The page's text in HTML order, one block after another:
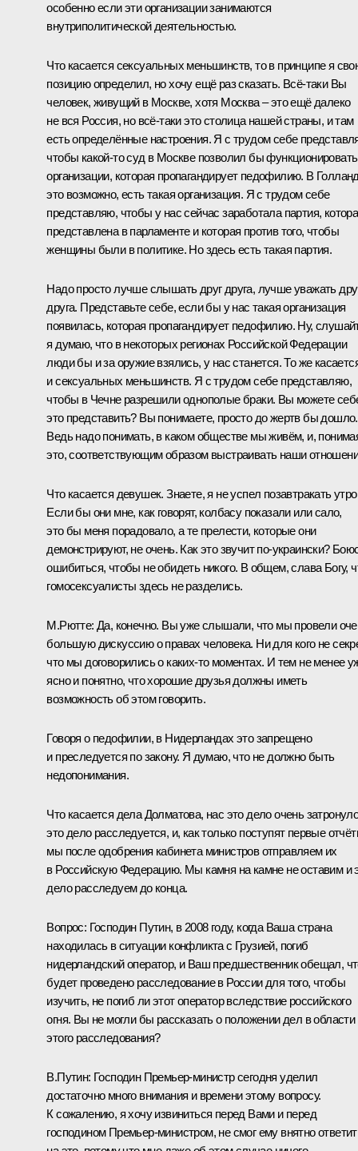
особенно если эти организации занимаются
внутриполитической деятельностью.
Что касается сексуальных меньшинств, то в принципе я
позицию определил, но хочу ещё раз сказать. Всё‑таки Вы
человек, живущий в Москве, хотя Москва – это ещё далеко
не вся Россия, но всё‑таки это столица нашей страны, и там
есть определённые настроения. Я с трудом себе
чтобы какой‑то суд в Москве позволил бы функционировать
организации, которая пропагандирует педофилию. В
это возможно, есть такая организация. Я с трудом себе
представляю, чтобы у нас сейчас заработала партия,
представлена в парламенте и которая против того, чтобы
женщины были в политике. Но здесь есть такая партия.
Надо просто лучше слышать друг друга, лучше уважать
друга. Представьте себе, если бы у нас такая организация
появилась, которая пропагандирует педофилию. Ну,
я думаю, что в некоторых регионах Российской Федерации
люди бы и за оружие взялись, у нас станется. То же
и сексуальных меньшинств. Я с трудом себе представляю,
чтобы в Чечне разрешили однополые браки. Вы можете
это представить? Вы понимаете, просто до жертв бы дошло.
Ведь надо понимать, в каком обществе мы живём, и,
это, соответствующим образом выстраивать наши
Что касается девушек. Знаете, я не успел позавтракать
Если бы они мне, как говорят, колбасу показали или сало,
это бы меня порадовало, а те прелести, которые они
демонстрируют, не очень. Как это звучит по‑украински?
ошибиться, чтобы не обидеть никого. В общем, слава Богу,
гомосексуалисты здесь не разделись.
М.Рютте: Да, конечно. Вы уже слышали, что мы провели
большую дискуссию о правах человека. Ни для кого не
что мы договорились о каких‑то моментах. И тем не менее
ясно и понятно, что хорошие друзья должны иметь
возможность об этом говорить.
Говоря о педофилии, в Нидерландах это запрещено
и преследуется по закону. Я думаю, что не должно быть
недопонимания.
Что касается дела Долматова, нас это дело очень
это дело расследуется, и, как только поступят первые
мы после одобрения кабинета министров отправляем их
в Российскую Федерацию. Мы камня на камне не оставим и
дело расследуем до конца.
Вопрос: Господин Путин, в 2008 году, когда Ваша страна
находилась в ситуации конфликта с Грузией, погиб
нидерландский оператор, и Ваш предшественник обещал,
будет проведено расследование в России для того, чтобы
изучить, не погиб ли этот оператор вследствие российского
огня. Вы не могли бы рассказать о положении дел в области
этого расследования?
В.Путин: Господин Премьер-министр сегодня уделил
достаточно много внимания и времени этому вопросу.
К сожалению, я хочу извиниться перед Вами и перед
господином Премьер-министром, не смог ему внятно